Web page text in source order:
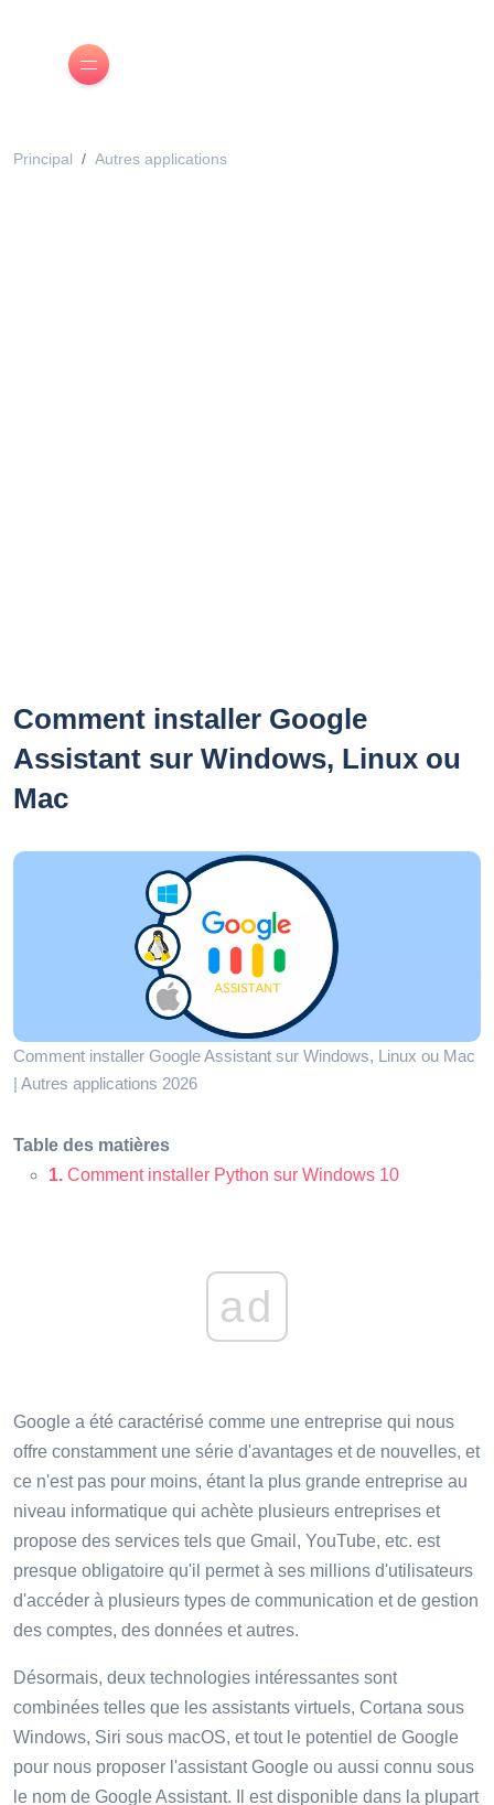
Principal Autres applications
Comment installer Google
Assistant sur Windows, Linux ou
Mac
Comment installer Google Assistant sur Windows, Linux ou Mac
| Autres applications 2026
Table des matières
1. Comment installer Python sur Windows 10
ad
Google a été caractérisé comme une entreprise qui nous
offre constamment une série d'avantages et de nouvelles, et
ce n'est pas pour moins, étant la plus grande entreprise au
niveau informatique qui achète plusieurs entreprises et
propose des services tels que Gmail, YouTube, etc. est
presque obligatoire qu'il permet à ses millions d'utilisateurs
d'accéder à plusieurs types de communication et de gestion
des comptes, des données et autres.
Désormais, deux technologies intéressantes sont
combinées telles que les assistants virtuels, Cortana sous
Windows, Siri sous macOS, et tout le potentiel de Google
pour nous proposer l'assistant Google ou aussi connu sous
le nom de Google Assistant. Il est disponible dans la plupart